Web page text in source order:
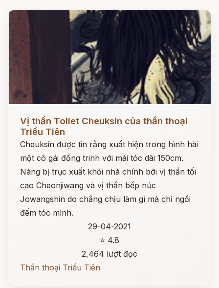
Đọc ngay
Vị thần Toilet Cheuksin của thần thoại
Triều Tiên
Cheuksin được tin rằng xuất hiện trong hình hài
một cô gái đồng trinh với mái tóc dài 150cm.
Nàng bị trục xuất khỏi nhà chính bởi vị thần tối
cao Cheonjiwang và vị thần bếp núc
Jowangshin do chẳng chịu làm gì mà chỉ ngồi
đếm tóc mình.
29-04-2021
⭐ 4.8
2,464 lượt đọc
Thần thoại Triều Tiên